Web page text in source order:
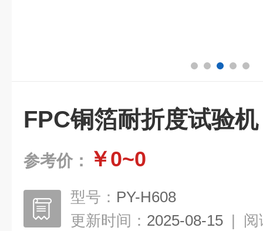
FPC铜箔耐折度试验机
参考价： ￥0~0
型号： PY-H608
更新时间： 2025-08-15 | 阅